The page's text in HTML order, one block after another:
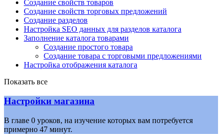
Создание свойств товаров
Создание свойств торговых предложений
Создание разделов
Настройка SEO данных для разделов каталога
Заполнение каталога товарами
Создание простого товара
Создание товара с торговыми предложениями
Настройка отображения каталога
Показать все
Настройки магазина
В главе 0 уроков, на изучение которых вам потребуется
примерно 47 минут.